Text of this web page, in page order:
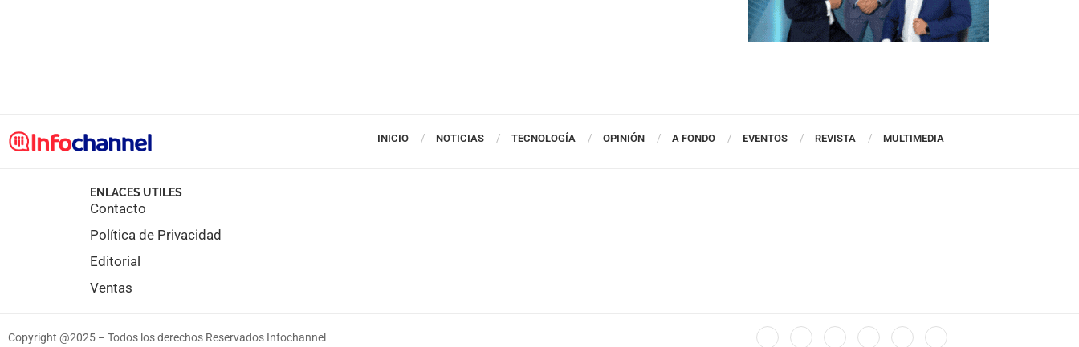
INICIO NOTICIAS TECNOLOGÍA OPINIÓN A FONDO EVENTOS REVISTA MULTIMEDIA
ENLACES UTILES
Contacto
Política de Privacidad
Editorial
Ventas
Copyright @2025 – Todos los derechos Reservados Infochannel